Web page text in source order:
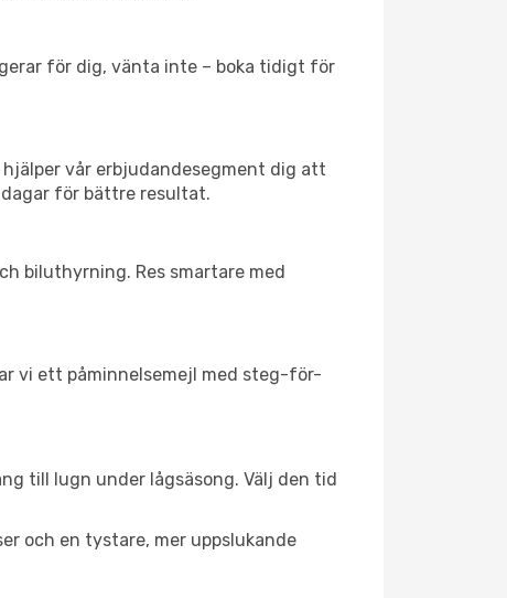
för dig, vänta inte – boka tidigt för
vår erbjudandesegment dig att
för bättre resultat.
biluthyrning. Res smartare med
vi ett påminnelsemejl med steg-för-
till lugn under lågsäsong. Välj den tid
och en tystare, mer uppslukande